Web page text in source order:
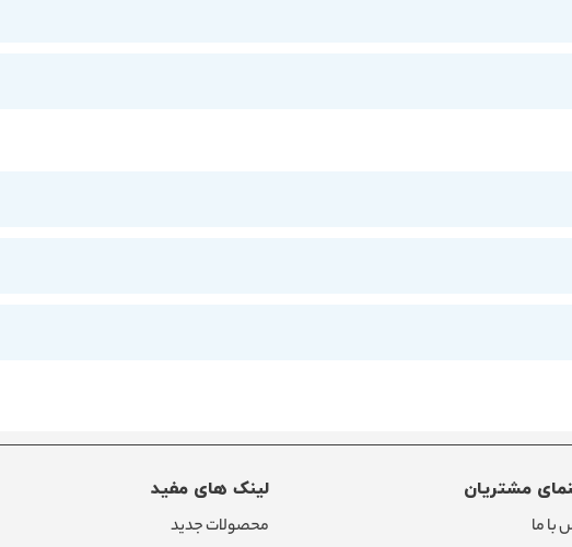
مشتریان
با ما
لینک های مفید
محصولات جدید